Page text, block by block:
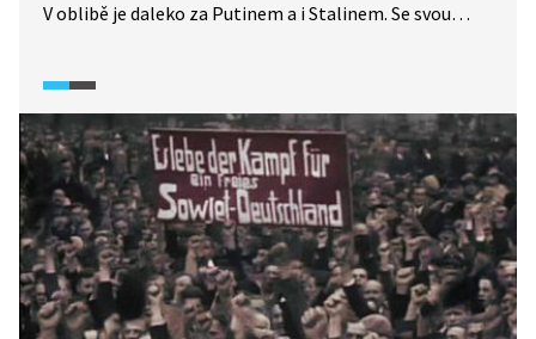
V oblibě je daleko za Putinem a i Stalinem. Se svou
sovětského kolosu. Dnes by podle svých slov z konce
devadesátých let postupoval jinak.